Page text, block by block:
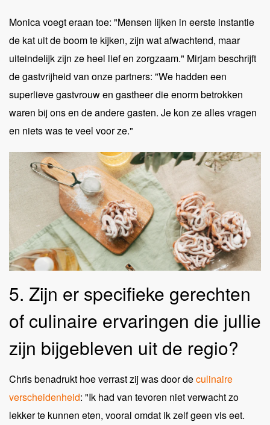
Monica voegt eraan toe: "Mensen lijken in eerste instantie
de kat uit de boom te kijken, zijn wat afwachtend, maar
uiteindelijk zijn ze heel lief en zorgzaam." Mirjam beschrijft
de gastvrijheid van onze partners: "We hadden een
superlieve gastvrouw en gastheer die enorm betrokken
waren bij ons en de andere gasten. Je kon ze alles vragen
en niets was te veel voor ze."
5. Zijn er specifieke gerechten
of culinaire ervaringen die jullie
zijn bijgebleven uit de regio?
Chris benadrukt hoe verrast zij was door deculinaire
verscheidenheid: "Ik had van tevoren niet verwacht zo
lekker te kunnen eten, vooral omdat ik zelf geen vis eet.